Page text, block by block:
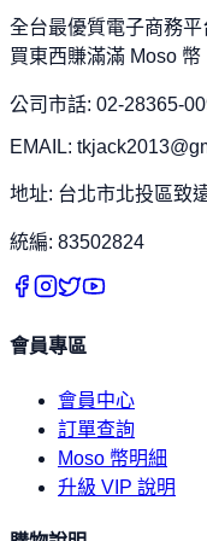
全台最優質電子商務平
買東西賺滿滿 Moso
公司市話: 02-28365-
EMAIL:
地址: 台北市北投區致
統編: 83502824
會員專區
會員中心
訂單查詢
Moso 幣明細
升級 VIP 說明